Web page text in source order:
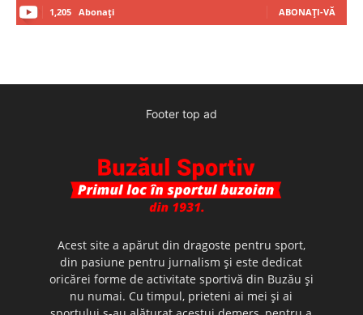
1,205 Abonați ABONAȚI-VĂ
Footer top ad
Acest site a apărut din dragoste pentru sport,
din pasiune pentru jurnalism şi este dedicat
oricărei forme de activitate sportivă din Buzău şi
nu numai. Cu timpul, prieteni ai mei şi ai